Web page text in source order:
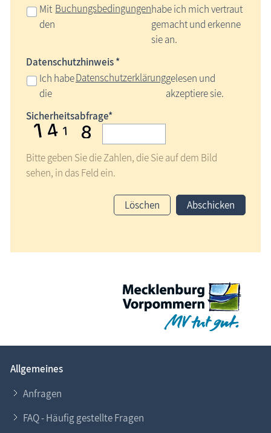
Mit
den
Buchungsbedingungenhabe ich mich vertraut
gemacht und erkenne
sie an.
Datenschutzhinweis *
Ich habe
die
Datenschutzerklärunggelesen und
akzeptiere sie.
Sicherheitsabfrage*
Bitte geben Sie die Zahlen, die Sie auf dem Bild
sehen, in das Feld ein.
Löschen Abschicken
Allgemeines
Anfragen
FAQ - Häufig gestellte Fragen